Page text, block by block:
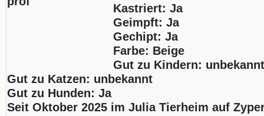
Kastriert: Ja
Geimpft: Ja
Gechipt: Ja
Farbe: Beige
Gut zu Kindern: unbekannt
Gut zu Katzen: unbekannt
Gut zu Hunden: Ja
Seit Oktober 2025 im Julia Tierheim auf